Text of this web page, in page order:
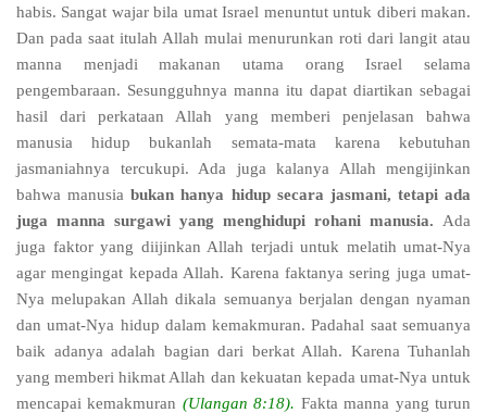
habis. Sangat wajar bila umat Israel menuntut untuk diberi makan.
Dan pada saat itulah Allah mulai menurunkan roti dari langit atau
manna menjadi makanan utama orang Israel selama
pengembaraan. Sesungguhnya manna itu dapat diartikan sebagai
hasil dari perkataan Allah yang memberi penjelasan bahwa
manusia hidup bukanlah semata-mata karena kebutuhan
jasmaniahnya tercukupi. Ada juga kalanya Allah mengijinkan
bahwa manusiabukan hanya hidup secara jasmani, tetapi ada
juga manna surgawi yang menghidupi rohani manusia. Ada
juga faktor yang diijinkan Allah terjadi untuk melatih umat-Nya
agar mengingat kepada Allah. Karena faktanya sering juga umat-
Nya melupakan Allah dikala semuanya berjalan dengan nyaman
dan umat-Nya hidup dalam kemakmuran. Padahal saat semuanya
baik adanya adalah bagian dari berkat Allah. Karena Tuhanlah
yang memberi hikmat Allah dan kekuatan kepada umat-Nya untuk
mencapai kemakmuran (Ulangan 8:18). Fakta manna yang turun